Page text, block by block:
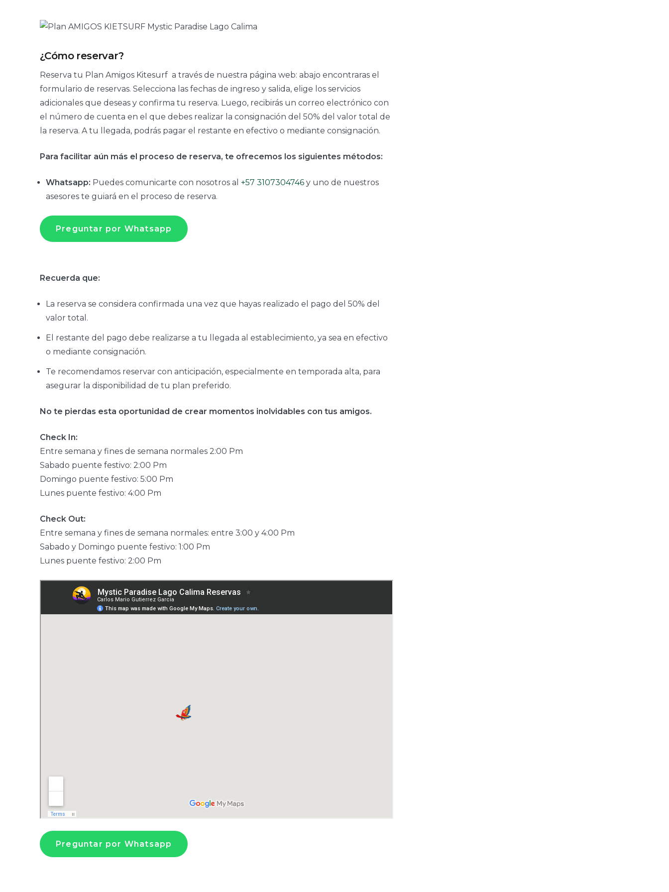
¿Cómo reservar?
Reserva tu Plan Amigos Kitesurf a través de nuestra página web: abajo encontraras el
formulario de reservas. Selecciona las fechas de ingreso y salida, elige los servicios
adicionales que deseas y confirma tu reserva. Luego, recibirás un correo electrónico con
el número de cuenta en el que debes realizar la consignación del 50% del valor total de
la reserva. A tu llegada, podrás pagar el restante en efectivo o mediante consignación.
Para facilitar aún más el proceso de reserva, te ofrecemos los siguientes métodos:
Whatsapp: Puedes comunicarte con nosotros al +57 3107304746 y uno de nuestros
asesores te guiará en el proceso de reserva.
Preguntar por Whatsapp
Recuerda que:
La reserva se considera confirmada una vez que hayas realizado el pago del 50% del
valor total.
El restante del pago debe realizarse a tu llegada al establecimiento, ya sea en efectivo
o mediante consignación.
Te recomendamos reservar con anticipación, especialmente en temporada alta, para
asegurar la disponibilidad de tu plan preferido.
No te pierdas esta oportunidad de crear momentos inolvidables con tus amigos.
Check In:
Entre semana y fines de semana normales 2:00 Pm
Sabado puente festivo: 2:00 Pm
Domingo puente festivo: 5:00 Pm
Lunes puente festivo: 4:00 Pm
Check Out:
Entre semana y fines de semana normales: entre 3:00 y 4:00 Pm
Sabado y Domingo puente festivo: 1:00 Pm
Lunes puente festivo: 2:00 Pm
Preguntar por Whatsapp